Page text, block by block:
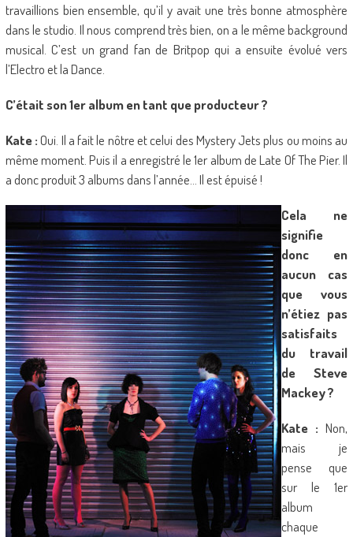
travaillions bien ensemble, qu’il y avait une très bonne atmosphère
dans le studio. Il nous comprend très bien, on a le même background
musical. C’est un grand fan de Britpop qui a ensuite évolué vers
l’Electro et la Dance.
C’était son 1er album en tant que producteur ?
Kate :Oui. Il a fait le nôtre et celui des Mystery Jets plus ou moins au
même moment. Puis il a enregistré le 1er album de Late Of The Pier. Il
a donc produit 3 albums dans l’année… Il est épuisé !
Cela ne
signifie
donc en
aucun cas
que vous
n’étiez pas
satisfaits
du travail
de Steve
Mackey ?
Kate : Non,
mais je
pense que
sur le 1er
album
chaque